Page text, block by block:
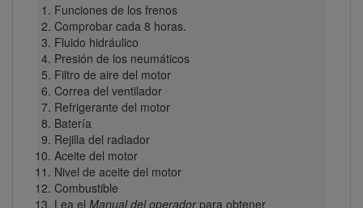
Funciones de los frenos
Comprobar cada 8 horas.
Fluido hidráulico
Presión de los neumáticos
Filtro de aire del motor
Correa del ventilador
Refrigerante del motor
Batería
Rejilla del radiador
Aceite del motor
Nivel de aceite del motor
Combustible
Lea el Manual del operadorpara obtener